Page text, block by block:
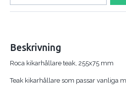
Beskrivning
Roca kikarhållare teak, 255x75 mm
Teak kikarhållare som passar vanliga